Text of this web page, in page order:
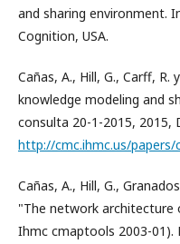
and sharing environment.
Cognition, USA.
Cañas, A., Hill, G., Carff, R.
knowledge modeling and
consulta 20-1-2015, 2015,
http://cmc.ihmc.us/papers/
Cañas, A., Hill, G.,
"The network architecture
Ihmc cmaptools 2003-